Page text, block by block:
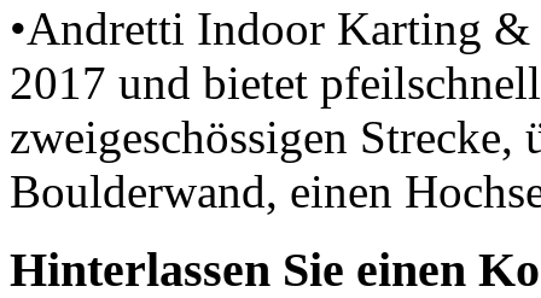
•Andretti Indoor Karting &
2017 und bietet
zweigeschössigen
Boulderwand, einen
Hinterlassen Sie einen